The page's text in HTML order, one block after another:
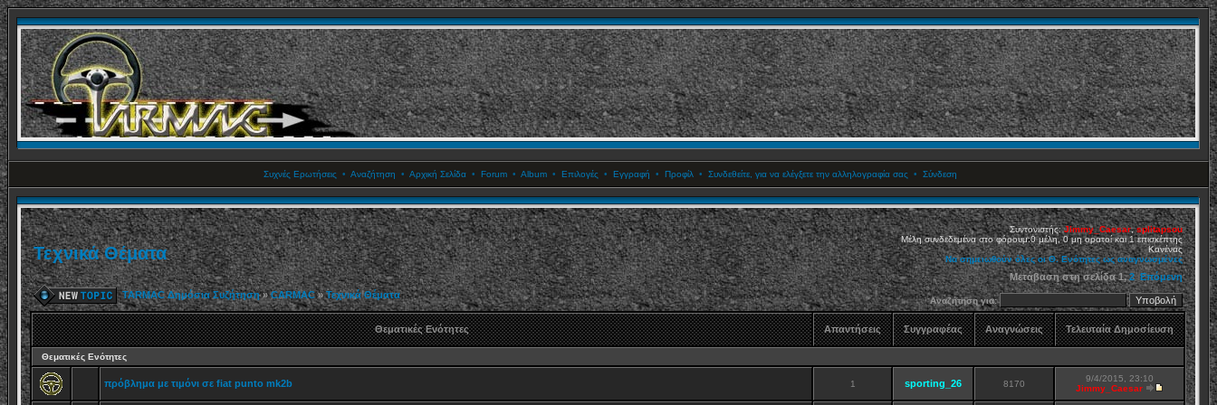
Συχνές Ερωτήσεις • Αναζήτηση • Αρχική Σελίδα• Forum• Album• Επιλογές • Εγγραφή • Προφίλ• Συνδεθείτε, για να ελέγξετε την αλληλογραφία σας • Σύνδεση
Τεχνικά Θέματα
Συντονιστής:Jimmy_Caesar,splitapsou
Μέλη συνδεδεμένα στο φόρουμ:0 μέλη, 0 μη ορατοί και 1 επισκέπτης
Κανένας
Να σημειωθούν όλες οι Θ. Ενότητες ως αναγνωσμένες
TARMAC Δημόσια Συζήτηση»CARMAC»Τεχνικά Θέματα
Μετάβαση στη σελίδα1,2 Επόμενη
Αναζήτηση για:
Θεματικές Ενότητες Απαντήσεις Συγγραφέας Αναγνώσεις Τελευταία Δημοσίευση
Θεματικές Ενότητες
πρόβλημα με τιμόνι σε fiat punto mk2b 1 sporting_26 8170
9/4/2015, 23:10
Jimmy_Caesar